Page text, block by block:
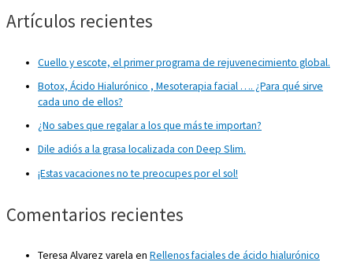
Artículos recientes
Cuello y escote, el primer programa de rejuvenecimiento global.
Botox, Ácido Hialurónico , Mesoterapia facial …. ¿Para qué sirve
cada uno de ellos?
¿No sabes que regalar a los que más te importan?
Dile adiós a la grasa localizada con Deep Slim.
¡Estas vacaciones no te preocupes por el sol!
Comentarios recientes
Teresa Alvarez varela en Rellenos faciales de ácido hialurónico